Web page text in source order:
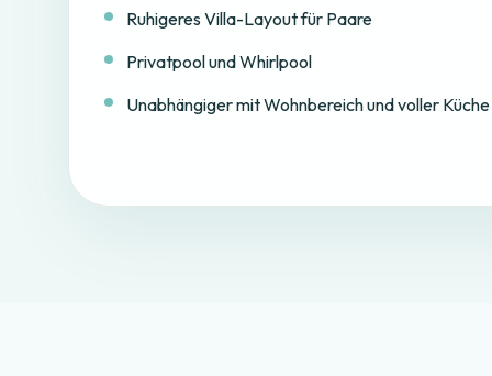
Ruhigeres Villa-Layout für Paare
Privatpool und Whirlpool
Unabhängiger mit Wohnbereich und voller Küche